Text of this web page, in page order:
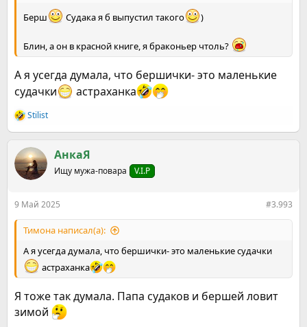
Берш
Судака я б выпустил такого )
Блин, а он в красной книге, я браконьер чтоль?
А я усегда думала, что бершички- это маленькие
судачки
астраханка
Р
е
к
ц
и
Stilist
АнкаЯ
Ищу мужа-повара V.I.P
9 Май 2025 #3.993
Тимона написал(а):
А я усегда думала, что бершички- это маленькие судачки
астраханка
Я тоже так думала. Папа судаков и бершей ловит
зимой